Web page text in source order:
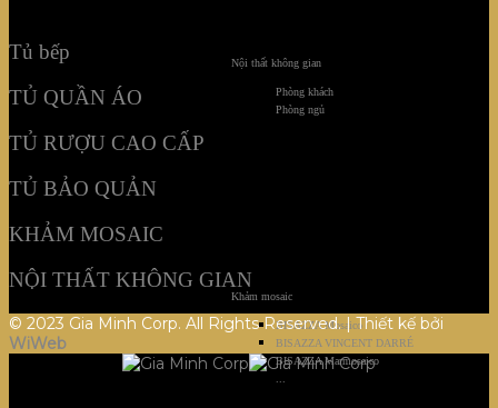
Nội thất không gian
Phòng khách
Phòng ngủ
Khảm mosaic
BISAZZA Mosaico
BISAZZA VINCENT DARRÉ
BISAZZA Marmosaico
Tủ bếp
TỦ QUẦN ÁO
TỦ RƯỢU CAO CẤP
TỦ BẢO QUẢN
KHẢM MOSAIC
NỘI THẤT KHÔNG GIAN
© 2023 Gia Minh Corp. All Rights Reserved. | Thiết kế bởi
WiWeb